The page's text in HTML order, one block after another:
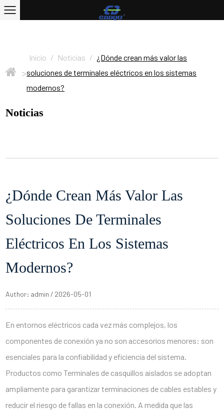
>
Inicio / Noticias / ¿Dónde crean más valor las
soluciones de terminales eléctricos en los sistemas
modernos?
Noticias
¿Dónde Crean Más Valor Las
Soluciones De Terminales
Eléctricos En Los Sistemas
Modernos?
Author: admin / 2026-05-01
En entornos eléctricos cada vez más complejos, los
componentes de conexión ya no son accesorios menores: son
esenciales para la confiabilidad y eficiencia del sistema.
Productos comoTerminales de casquillos aislados se adoptan
ampliamente para garantizar terminaciones de cables estables y
reducir el riesgo de fallas en la conexión. A medida que las